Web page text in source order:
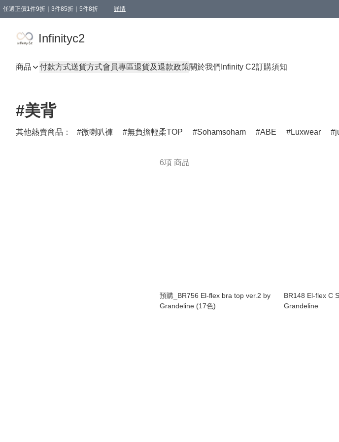
任選正價1件9折｜3件85折｜5件8折 詳情
Infinityc2
商品 付款方式送貨方式會員專區退貨及退款政策關於我們 Infinity C2訂購須知
#美背
其他熱賣商品： 微喇叭褲 無負擔輕柔TOP Sohamsoham ABE Luxwear
6項 商品
預購_BR756 El-flex bra top ver.2 by
Grandeline (17色)
BR148 El-flex C
Grandeline